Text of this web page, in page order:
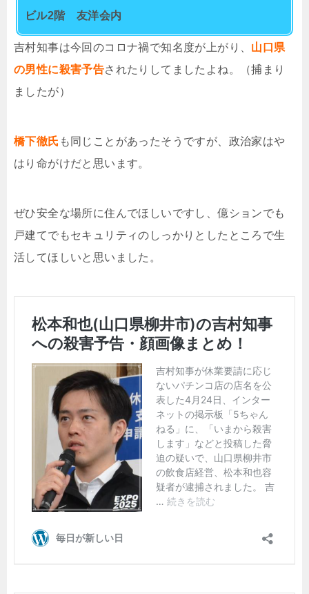
ビル2階 友洋会内
吉村知事は今回のコロナ禍で知名度が上がり、 山口県
の男性に殺害予告されたりしてましたよね。（捕まり
ましたが）
橋下徹氏 も同じことがあったそうですが、政治家はや
はり命がけだと思います。
ぜひ安全な場所に住んでほしいですし、億ションでも
戸建てでもセキュリティのしっかりとしたところで生
活してほしいと思いました。